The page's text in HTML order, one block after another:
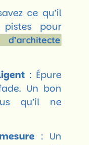
ce qu’il
pour
: Épure
Un bon
qu’il ne
: Un